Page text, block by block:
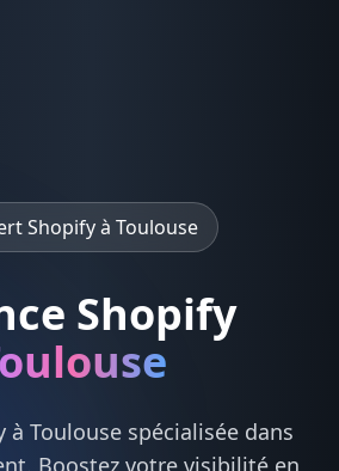
Shopifyà Toulouse
Shopify
à Toulouse spécialisée dans
Boostez votre visibilité en